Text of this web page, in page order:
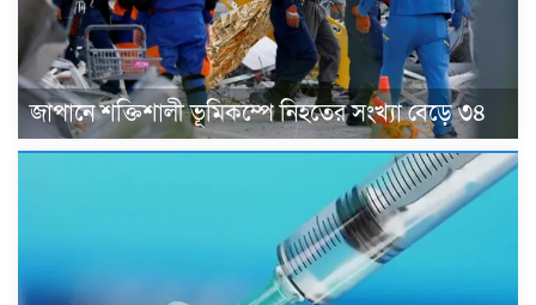
জাপানে শক্তিশালী ভূমিকম্পে নিহতের সংখ্যা বেড়ে ৩৪